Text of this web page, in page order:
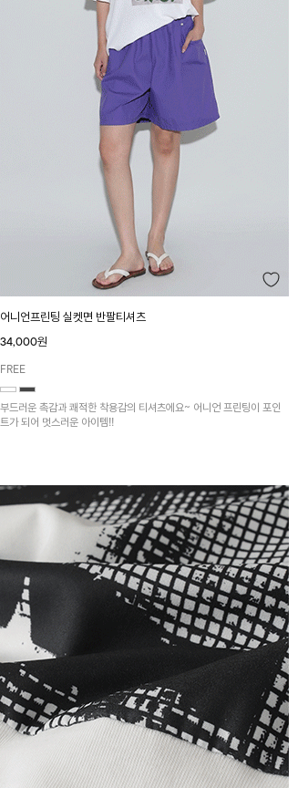
어니언프린팅 실켓면 반팔티셔츠
34,000원
FREE
부드러운 촉감과 쾌적한 착용감의 티셔츠에요~ 어니언 프린팅이 포인
트가 되어 멋스러운 아이템!!